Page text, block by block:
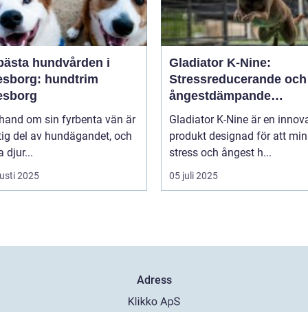
hundvården i
hundtrim
om sin fyrbenta vän är
del av hundägandet, och
djur...
2025
Gladiator K-Nine:
Stressreducerande och
ångestdämpande
hundhalsband
Gladiator K-Nine är en
produkt designad för att
stress och ångest h...
05 juli 2025
Adress